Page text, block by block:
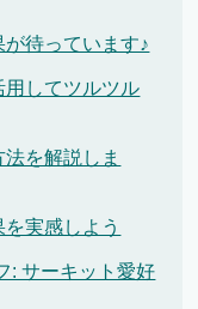
待っています♪
してツルツル
を解説しま
実感しよう
: サーキット愛好